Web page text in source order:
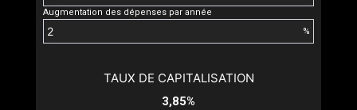
Augmentation des dépenses par année
%
TAUX DE CAPITALISATION
3,85%